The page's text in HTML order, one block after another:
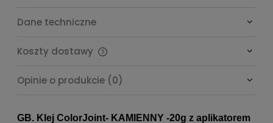
Dane techniczne
Koszty dostawy
Opinie o produkcie (0)
GB. Klej ColorJoint- KAMIENNY -20g z aplikatorem